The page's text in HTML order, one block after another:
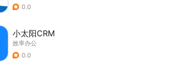
0.0
小太阳CRM
效率办公
0.0